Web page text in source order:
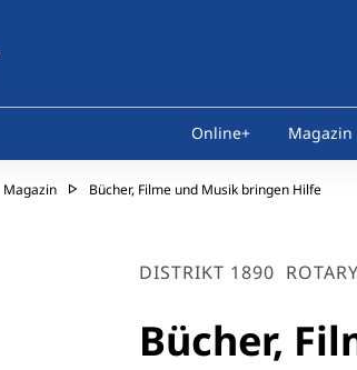
Online+ Magazin
Magazin Bücher, Filme und Musik bringen Hilfe
DISTRIKT 1890
Bücher,